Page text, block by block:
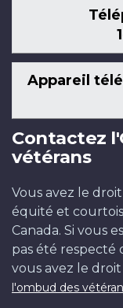
Appareil
Contactez
vétérans
Vous avez le
équité et
Canada. Si vous
pas été respecté
vous avez le
l'ombud des